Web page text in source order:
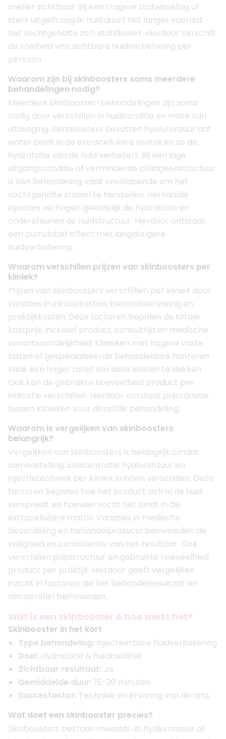
sneller zichtbaar. Bij een tragere stofwisseling of
sterk uitgedroogde huid duurt het langer voordat
het vochtgehalte zich stabiliseert. Hierdoor verschilt
de snelheid van zichtbare huidverbetering per
persoon.
Waarom zijn bij skinboosters soms meerdere
behandelingen nodig?
Meerdere skinbooster-behandelingen zijn soms
nodig door verschillen in huidconditie en mate van
uitdroging. Skinboosters bevatten hyaluronzuur dat
water bindt in de extracellulaire matrix en zo de
hydratatie van de huid verbetert. Bij een lage
uitgangsconditie of verminderde collageenstructuur
is één behandeling vaak onvoldoende om het
vochtgehalte stabiel te herstellen. Herhaalde
injecties verhogen geleidelijk de hydratatie en
ondersteunen de huidstructuur. Hierdoor ontstaat
een cumulatief effect met langdurigere
huidverbetering.
Waarom verschillen prijzen van skinboosters per
kliniek?
Prijzen van skinboosters verschillen per kliniek door
variaties in inkoopkosten, behandelervaring en
praktijkkosten. Deze factoren bepalen de totale
kostprijs, inclusief product, consulttijd en medische
verantwoordelijkheid. Klinieken met hogere vaste
lasten of gespecialiseerde behandelaars hanteren
vaak een hoger tarief om deze kosten te dekken.
Ook kan de gebruikte hoeveelheid product per
indicatie verschillen. Hierdoor ontstaat prijsvariatie
tussen klinieken voor dezelfde behandeling.
Waarom is vergelijken van skinboosters
belangrijk?
Vergelijken van skinboosters is belangrijk omdat
samenstelling, concentratie hyaluronzuur en
injectietechniek per kliniek kunnen verschillen. Deze
factoren bepalen hoe het product zich in de huid
verspreidt en hoeveel vocht het bindt in de
extracellulaire matrix. Variaties in medische
beoordeling en behandelprotocol beïnvloeden de
veiligheid en consistentie van het resultaat. Ook
verschillen prijsstructuur en gebruikte hoeveelheid
product per praktijk. Hierdoor geeft vergelijken
inzicht in factoren die het behandelresultaat en
risicoprofiel beïnvloeden.
Wat is een skinbooster & hoe werkt het?
Skinbooster in het kort
Type behandeling: Injecteerbare huidverbetering
Doel: Hydratatie & huidkwaliteit
Zichtbaar resultaat: Ja
Gemiddelde duur: 15–30 minuten
Succesfactor: Techniek en ervaring van de arts
Wat doet een skinbooster precies?
Skinboosters bestaan meestal uit hyaluronzuur of